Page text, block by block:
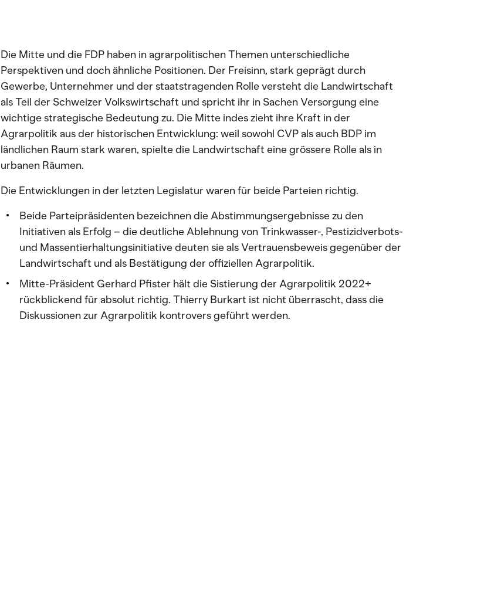
Die Mitte und die FDP haben in agrarpolitischen Themen unterschiedliche
Perspektiven und doch ähnliche Positionen. Der Freisinn, stark geprägt durch
Gewerbe, Unternehmer und der staatstragenden Rolle versteht die Landwirtschaft
als Teil der Schweizer Volkswirtschaft und spricht ihr in Sachen Versorgung eine
wichtige strategische Bedeutung zu. Die Mitte indes zieht ihre Kraft in der
Agrarpolitik aus der historischen Entwicklung: weil sowohl CVP als auch BDP im
ländlichen Raum stark waren, spielte die Landwirtschaft eine grössere Rolle als in
urbanen Räumen.
Die Entwicklungen in der letzten Legislatur waren für beide Parteien richtig.
Beide Parteipräsidenten bezeichnen die Abstimmungsergebnisse zu den
Initiativen als Erfolg – die deutliche Ablehnung von Trinkwasser-, Pestizidverbots-
und Massentierhaltungsinitiative deuten sie als Vertrauensbeweis gegenüber der
Landwirtschaft und als Bestätigung der offiziellen Agrarpolitik.
Mitte-Präsident Gerhard Pfister hält die Sistierung der Agrarpolitik 2022+
rückblickend für absolut richtig. Thierry Burkart ist nicht überrascht, dass die
Diskussionen zur Agrarpolitik kontrovers geführt werden.